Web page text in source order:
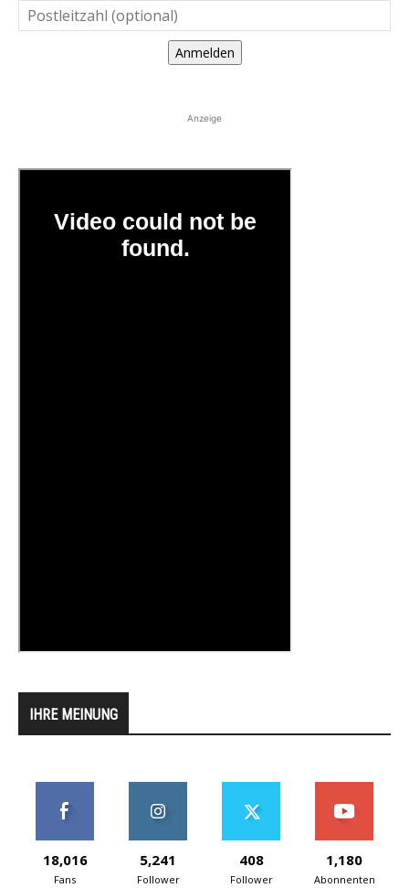
Anmelden
Anzeige
IHRE MEINUNG
18,016
Fans
5,241
Follower
408
Follower
1,180
Abonnenten